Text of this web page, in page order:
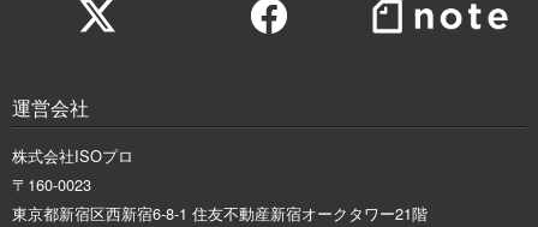
運営会社
株式会社ISOプロ
〒160-0023
東京都新宿区西新宿6-8-1 住友不動産新宿オークタワー21階